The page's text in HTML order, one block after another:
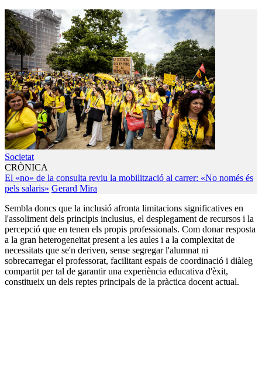
Societat
CRÒNICA
El «no» de la consulta reviu la mobilització al carrer: «No només és
pels salaris» Gerard Mira
Sembla doncs que la inclusió afronta limitacions significatives en
l'assoliment dels principis inclusius, el desplegament de recursos i la
percepció que en tenen els propis professionals. Com donar resposta
a la gran heterogeneïtat present a les aules i a la complexitat de
necessitats que se'n deriven, sense segregar l'alumnat ni
sobrecarregar el professorat, facilitant espais de coordinació i diàleg
compartit per tal de garantir una experiència educativa d'èxit,
constitueix un dels reptes principals de la pràctica docent actual.